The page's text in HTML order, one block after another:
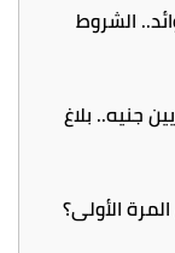
2026 بدون فوائد.. الشروط
مقابل إيصالات أمانة بـ4 ملايين جنيه.. بلاغ
الأولى؟